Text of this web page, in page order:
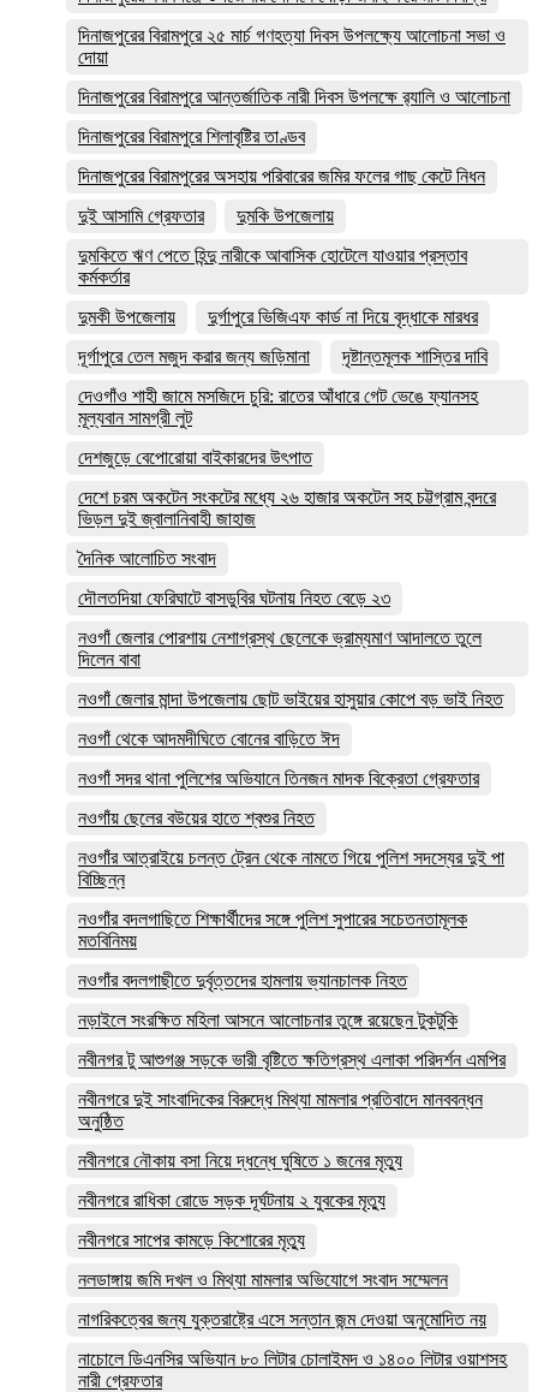
দিনাজপুরের ‎বিরামপুরে ২৫ মার্চ গণহত্যা দিবস উপলক্ষ্যে আলোচনা সভা ও
দোয়া
দিনাজপুরের বিরামপুরে আন্তর্জাতিক নারী দিবস উপলক্ষে র‍্যালি ও আলোচনা
দিনাজপুরের বিরামপুরে শিলাবৃষ্টির তাণ্ডব
দিনাজপুরের বিরামপুরের অসহায় পরিবারের জমির ফলের গাছ কেটে নিধন
দুই আসামি গ্রেফতার
দুমকি উপজেলায়
দুমকিতে ঋণ পেতে হিন্দু নারীকে আবাসিক হোটেলে যাওয়ার প্রস্তাব
কর্মকর্তার
দুমকী উপজেলায়
দুর্গাপুরে ভিজিএফ কার্ড না দিয়ে বৃদ্ধাকে মারধর
দূর্গাপুরে তেল মজুদ করার জন্য জড়িমানা
দৃষ্টান্তমূলক শাস্তির দাবি
দেওগাঁও শাহী জামে মসজিদে চুরি: রাতের আঁধারে গেট ভেঙে ফ্যানসহ
মূল্যবান সামগ্রী লুট
দেশজুড়ে বেপোরোয়া বাইকারদের উৎপাত
দেশে চরম অকটেন সংকটের মধ্যে ২৬ হাজার অকটেন সহ চট্টগ্রাম বন্দরে
ভিড়ল দুই জ্বালানিবাহী জাহাজ
দৈনিক আলোচিত সংবাদ
দৌলতদিয়া ফেরিঘাটে বাসডুবির ঘটনায় নিহত বেড়ে ২৩
নওগাঁ জেলার পোরশায় নেশাগ্রস্থ ছেলেকে ভ্রাম্যমাণ আদালতে তুলে
দিলেন বাবা
নওগাঁ জেলার মান্দা উপজেলায় ছোট ভাইয়ের হাসুয়ার কোপে বড় ভাই নিহত
নওগাঁ থেকে আদমদীঘিতে বোনের বাড়িতে ঈদ
নওগাঁ সদর থানা পুলিশের অভিযানে তিনজন মাদক বিক্রেতা গ্রেফতার
নওগাঁয় ছেলের বউয়ের হাতে শ্বশুর নিহত
নওগাঁর আত্রাইয়ে চলন্ত ট্রেন থেকে নামতে গিয়ে পুলিশ সদস্যের দুই পা
বিচ্ছিন্ন
নওগাঁর বদলগাছিতে শিক্ষার্থীদের সঙ্গে পুলিশ সুপারের সচেতনতামূলক
মতবিনিময়
নওগাঁর বদলগাছীতে দুর্বৃত্তদের হামলায় ভ্যানচালক নিহত
নড়াইলে সংরক্ষিত মহিলা আসনে আলোচনার তুঙ্গে রয়েছেন টুকটুকি
নবীনগর টু আশুগঞ্জ সড়কে ভারী বৃষ্টিতে ক্ষতিগ্রস্থ এলাকা পরিদর্শন এমপির
নবীনগরে দুই সাংবাদিকের বিরুদ্ধে মিথ্যা মামলার প্রতিবাদে মানববন্ধন
অনুষ্ঠিত
নবীনগরে নৌকায় বসা নিয়ে দ্ধন্ধে ঘুষিতে ১ জনের মৃত্যু
নবীনগরে রাধিকা রোডে সড়ক দূর্ঘটনায় ২ যুবকের মৃত্যু
নবীনগরে সাপের কামড়ে কিশোরের মৃত্যু
নলডাঙ্গায় জমি দখল ও মিথ্যা মামলার অভিযোগে সংবাদ সম্মেলন
নাগরিকত্বের জন্য যুক্তরাষ্ট্রে এসে সন্তান জন্ম দেওয়া অনুমোদিত নয়
নাচোলে ডিএনসির অভিযান ৮০ লিটার চোলাইমদ ও ১৪০০ লিটার ওয়াশসহ
নারী গ্রেফতার